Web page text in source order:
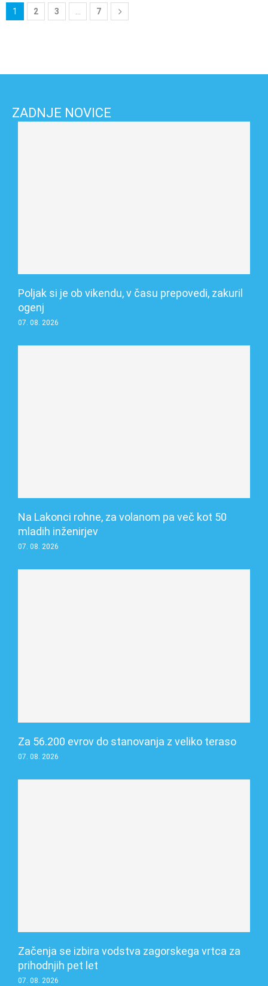
1 2 3 7
ZADNJE NOVICE
Poljak si je ob vikendu, v času prepovedi, zakuril
ogenj
07. 08. 2026
Na Lakonci rohne, za volanom pa več kot 50
mladih inženirjev
07. 08. 2026
Za 56.200 evrov do stanovanja z veliko teraso
07. 08. 2026
Začenja se izbira vodstva zagorskega vrtca za
prihodnjih pet let
07. 08. 2026